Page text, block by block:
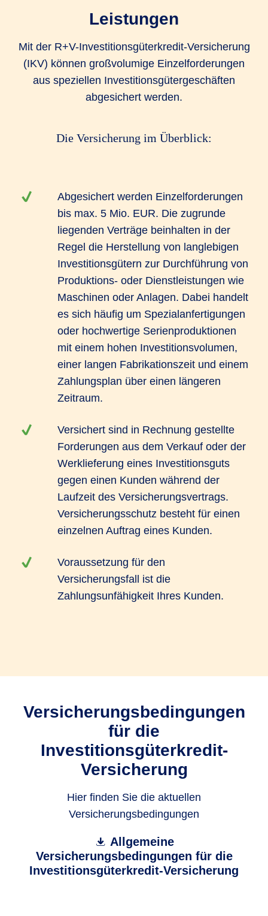
Leistungen
Mit der R+V-Investitionsgüterkredit-Versicherung
(IKV) können großvolumige Einzelforderungen
aus speziellen Investitionsgütergeschäften
abgesichert werden.
Die Versicherung im Überblick:
Abgesichert werden Einzelforderungen
bis max. 5 Mio. EUR. Die zugrunde
liegenden Verträge beinhalten in der
Regel die Herstellung von langlebigen
Investitionsgütern zur Durchführung von
Produktions- oder Dienstleistungen wie
Maschinen oder Anlagen. Dabei handelt
es sich häufig um Spezialanfertigungen
oder hochwertige Serienproduktionen
mit einem hohen Investitionsvolumen,
einer langen Fabrikationszeit und einem
Zahlungsplan über einen längeren
Zeitraum.
Versichert sind in Rechnung gestellte
Forderungen aus dem Verkauf oder der
Werklieferung eines Investitionsguts
gegen einen Kunden während der
Laufzeit des Versicherungsvertrags.
Versicherungsschutz besteht für einen
einzelnen Auftrag eines Kunden.
Voraussetzung für den
Versicherungsfall ist die
Zahlungsunfähigkeit Ihres Kunden.
Versicherungsbedingungen
für die
Investitionsgüterkredit-
Versicherung
Hier finden Sie die aktuellen
Versicherungsbedingungen
Allgemeine
Versicherungsbedingungen für die
Investitionsgüterkredit-Versicherung